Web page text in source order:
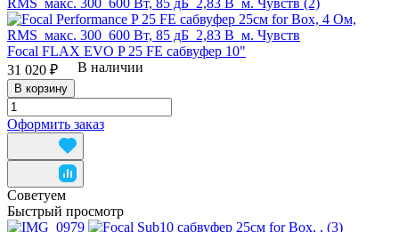
Focal FLAX EVO P 25 FE сабвуфер 10"
31 020 ₽
В наличии
В корзину
Оформить заказ
Советуем
Быстрый просмотр